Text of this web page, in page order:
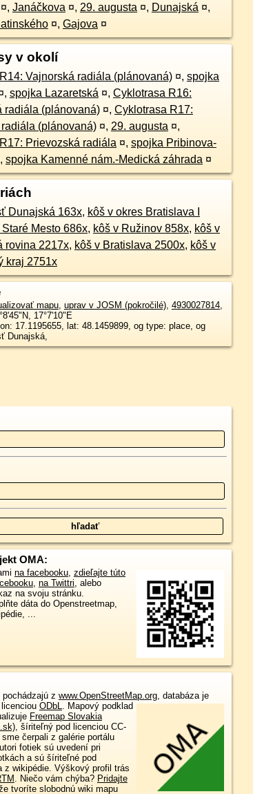
¤, Janáčkova ¤, 29. augusta ¤, Dunajská ¤,
¤, Gajova ¤
v okolí
Vajnorská radiála (plánovaná) ¤, spojka
, spojka Lazaretská ¤, Cyklotrasa R16:
radiála (plánovaná) ¤, Cyklotrasa R17:
(plánovaná) ¤, 29. augusta ¤,
Prievozská radiála ¤, spojka Pribinova-
, spojka Kamenné nám.-Medická záhrada ¤
Dunajská 163x, kôš v okres Bratislava I
Staré Mesto 686x, kôš v Ružinov 858x, kôš v
rovina 2217x, kôš v Bratislava 2500x, kôš v
kraj 2751x
mapu, uprav v JOSM (pokročilé), 4930027814,
, 17°7'10"E
17.1195655, lat: 48.1459899, og type: place, og
Dunajská,
OMA:
na facebooku, zdieľajte túto
, na Twittri, alebo
na svoju stránku.
dáta do Openstreetmap,
...
pochádzajú z www.OpenStreetMap.org, databáza je
ODbL. Mapový podklad
Freemap Slovakia
, šíriteľný pod licenciou CC-
čerpali z galérie portálu
fotiek sú uvedení pri
a sú šíriteľné pod
z wikipédie. Výškový profil trás
. Niečo vám chýba? Pridajte
tvoríte slobodnú wiki mapu